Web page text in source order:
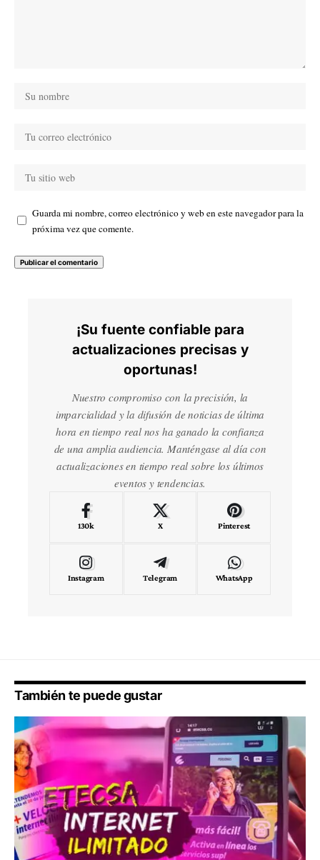
Guarda mi nombre, correo electrónico y web en este navegador para la
próxima vez que comente.
¡Su fuente confiable para
actualizaciones precisas y
oportunas!
Nuestro compromiso con la precisión, la
imparcialidad y la difusión de noticias de última
hora en tiempo real nos ha ganado la confianza
de una amplia audiencia. Manténgase al día con
actualizaciones en tiempo real sobre los últimos
eventos y tendencias.
130k X Pinterest
Instagram Telegram WhatsApp
También te puede gustar